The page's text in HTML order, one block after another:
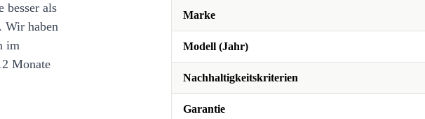
Marke
Modell (Jahr)
Nachhaltigkeitskriterien
Garantie
besser als
Wir haben
im
Monate